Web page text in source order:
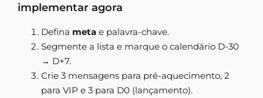
implementar agora
Defina meta e palavra-chave.
Segmente a lista e marque o calendário D-30
→ D+7.
Crie 3 mensagens para pré-aquecimento, 2
para VIP e 3 para D0 (lançamento).